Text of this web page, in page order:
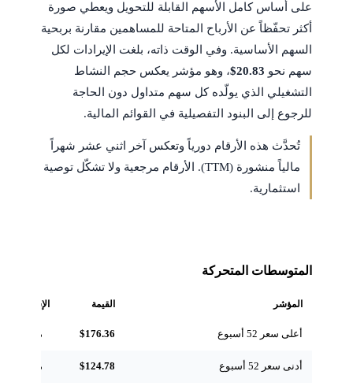
على أساس كامل الأسهم القابلة للتحويل ويعطي صورة
أكثر تحفّظاً عن الأرباح المتاحة للمساهمين مقارنة بربحية
السهم الأساسية. وفي الوقت ذاته، بلغت الإيرادات لكل
سهم نحو $20.83، وهو مؤشر يعكس حجم النشاط
التشغيلي الذي يولّده كل سهم متداول دون الحاجة
للرجوع إلى البنود التفصيلية في القوائم المالية.
تُحدَّث هذه الأرقام دورياً وتعكس آخر اثني عشر شهراً
مالياً منشورة (TTM). الأرقام مرجعية ولا تشكّل توصية
استثمارية.
المتوسطات المتحركة
المؤشر القيمة الإشارة
أعلى سعر 52 أسبوع $176.36 مرجعي
أدنى سعر 52 أسبوع $124.78 مرجعي